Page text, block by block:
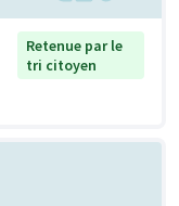
Retenue par le
tri citoyen